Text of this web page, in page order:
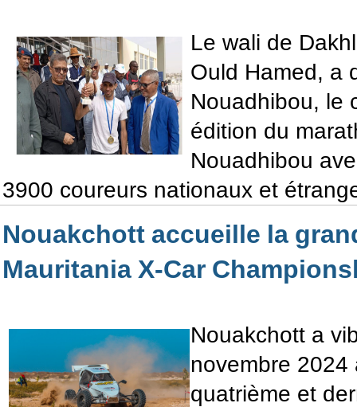
Le wali de
Ould Hamed, a
Nouadhibou, le
édition du
Nouadhibou
3900 coureurs nationaux et
Nouakchott accueille la
Mauritania X-Car
Nouakchott a
novembre 2024
quatrième et